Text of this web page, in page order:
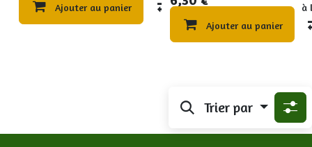
Ajouter au panier Compare Ajouter à
Ajouter au panier
Trier par